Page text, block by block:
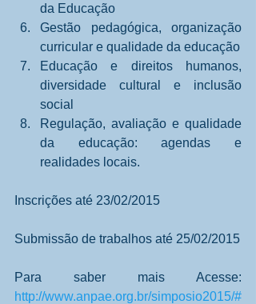
da Educação
Gestão pedagógica, organização
Educação e direitos humanos,
diversidade cultural e inclusão
social
Regulação, avaliação e qualidade
da educação: agendas e
realidades locais.
Inscrições até 23/02/2015
http://www.anpae.org.br/simposio2015/#